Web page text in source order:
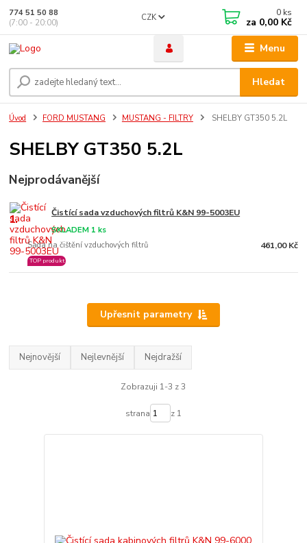
Menu
CZK
Hledat
774 51 50 88
(7:00 - 20:00)
0 ks
za 0,00 Kč
Úvod FORD MUSTANG MUSTANG - FILTRY SHELBY GT350 5.2L
SHELBY GT350 5.2L
Nejprodávanější
1. Čistící sada vzduchových filtrů K&N 99-5003EU
Sada na čištění vzduchových filtrů
SKLADEM 1 ks
TOP produkt
461,00 Kč
Upřesnit parametry
Nejnovější Nejlevnější Nejdražší
Zobrazuji 1-3 z 3
strana z 1